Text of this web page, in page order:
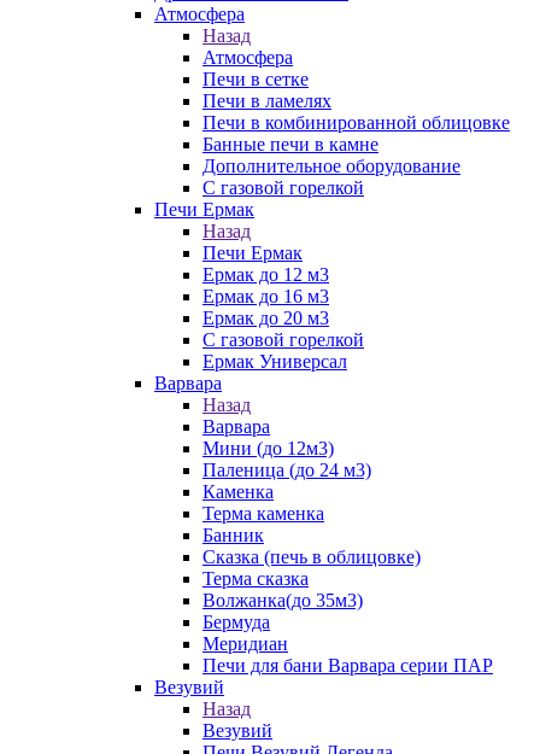
Атмосфера
Назад
Атмосфера
Печи в сетке
Печи в ламелях
Печи в комбинированной облицовке
Банные печи в камне
Дополнительное оборудование
С газовой горелкой
Печи Ермак
Назад
Печи Ермак
Ермак до 12 м3
Ермак до 16 м3
Ермак до 20 м3
С газовой горелкой
Ермак Универсал
Варвара
Назад
Варвара
Мини (до 12м3)
Паленица (до 24 м3)
Каменка
Терма каменка
Банник
Сказка (печь в облицовке)
Терма сказка
Волжанка(до 35м3)
Бермуда
Меридиан
Печи для бани Варвара серии ПАР
Везувий
Назад
Везувий